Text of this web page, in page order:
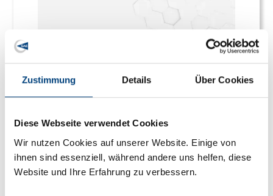
Zustimmung Details Über Cookies
Diese Webseite verwendet Cookies
Wir nutzen Cookies auf unserer Website. Einige von
ihnen sind essenziell, während andere uns helfen, diese
Website und Ihre Erfahrung zu verbessern.